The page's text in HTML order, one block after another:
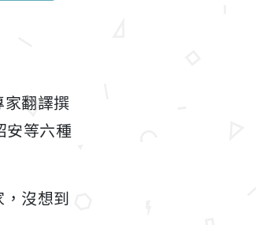
翻譯撰
安等六種
沒想到